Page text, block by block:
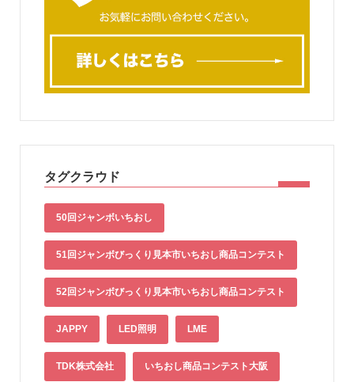
タグクラウド
50回ジャンボいちおし
51回ジャンボびっくり見本市いちおし商品コンテスト
52回ジャンボびっくり見本市いちおし商品コンテスト
JAPPY LED照明 LME
TDK株式会社 いちおし商品コンテスト大阪